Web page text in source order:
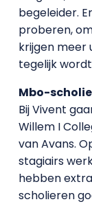
begeleider.
proberen,
krijgen meer
tegelijk
Mbo-
Bij Vivent
Willem I
van Avans.
stagiairs
hebben
scholieren